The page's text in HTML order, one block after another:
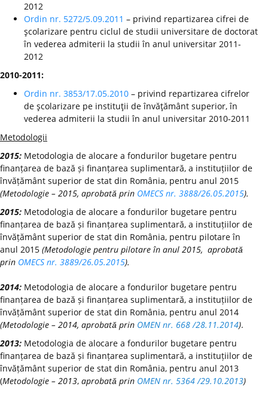
2012
Ordin nr. 5272/5.09.2011 – privind repartizarea cifrei de
şcolarizare pentru ciclul de studii universitare de doctorat
în vederea admiterii la studii în anul universitar 2011-
2012
2010-2011:
Ordin nr. 3853/17.05.2010 – privind repartizarea cifrelor
de şcolarizare pe instituţii de învăţământ superior, în
vederea admiterii la studii în anul universitar 2010-2011
Metodologii
2015: Metodologia de alocare a fondurilor bugetare pentru
finanțarea de bază și finanțarea suplimentară, a instituțiilor de
învățământ superior de stat din România, pentru anul 2015
(Metodologie – 2015, aprobată prin OMECS nr. 3888/26.05.2015).
2015: Metodologia de alocare a fondurilor bugetare pentru
finanțarea de bază și finanțarea suplimentară, a instituțiilor de
învățământ superior de stat din România, pentru pilotare în
anul 2015 (Metodologie pentru pilotare în anul 2015, aprobată
prin OMECS nr. 3889/26.05.2015).
2014: Metodologia de alocare a fondurilor bugetare pentru
finanțarea de bază și finanțarea suplimentară, a instituțiilor de
învățământ superior de stat din România, pentru anul 2014
(Metodologie – 2014, aprobată prin OMEN nr. 668 /28.11.2014).
2013: Metodologia de alocare a fondurilor bugetare pentru
finanțarea de bază și finanțarea suplimentară, a instituțiilor de
învățământ superior de stat din România, pentru anul 2013
(Metodologie – 2013, aprobată prin OMEN nr. 5364 /29.10.2013)